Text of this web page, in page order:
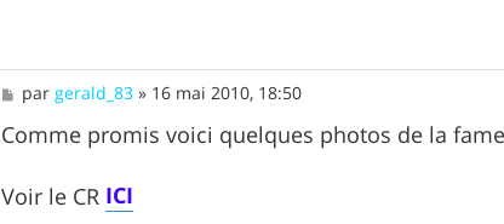
M
e
s
s
g
e
par gerald_83 » 16 mai 2010, 18:50
Comme promis voici quelques photos de la
Voir le CR ICI